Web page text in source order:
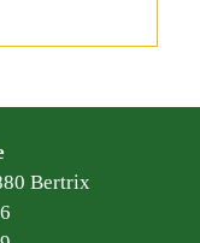
Bertrix